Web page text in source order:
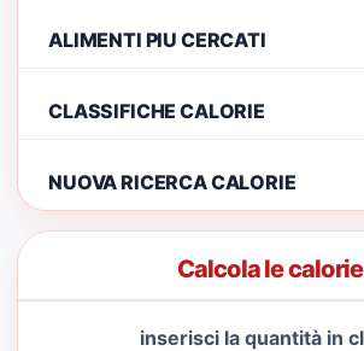
ALIMENTI PIU CERCATI
CLASSIFICHE CALORIE
NUOVA RICERCA CALORIE
Calcola le calorie
inserisci la quantità in